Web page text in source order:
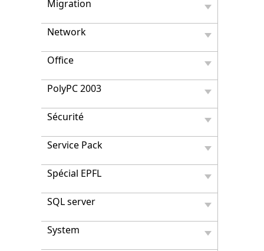
Migration
Network
Office
PolyPC 2003
Sécurité
Service Pack
Spécial EPFL
SQL server
System